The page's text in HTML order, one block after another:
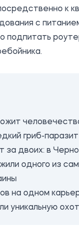
к
с
подпитать
гриб-паразит
за двоих: в
одного из
на одном
уникальную